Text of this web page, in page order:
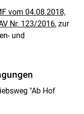
vom 04.08.2018,
Nr. 123/2016, zur
und
"Ab Hof